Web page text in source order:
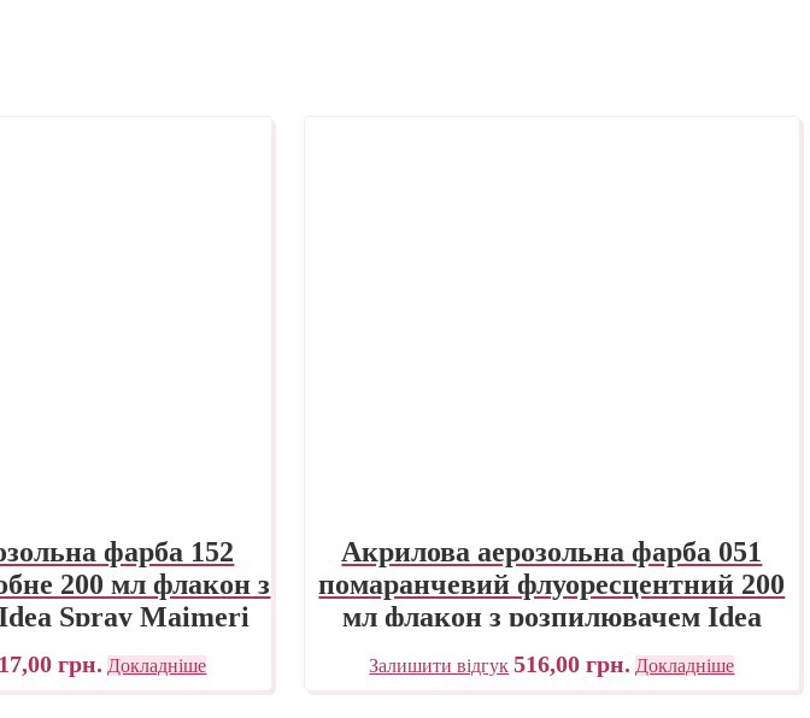
фарба 152
200 мл флакон з
Spray Maimeri
грн. Докладніше
Акрилова аерозольна фарба 051
помаранчевий флуоресцентний 200
мл флакон з розпилювачем Idea
Spray Maimeri Італія
Залишити відгук 516,00грн. Докладніше